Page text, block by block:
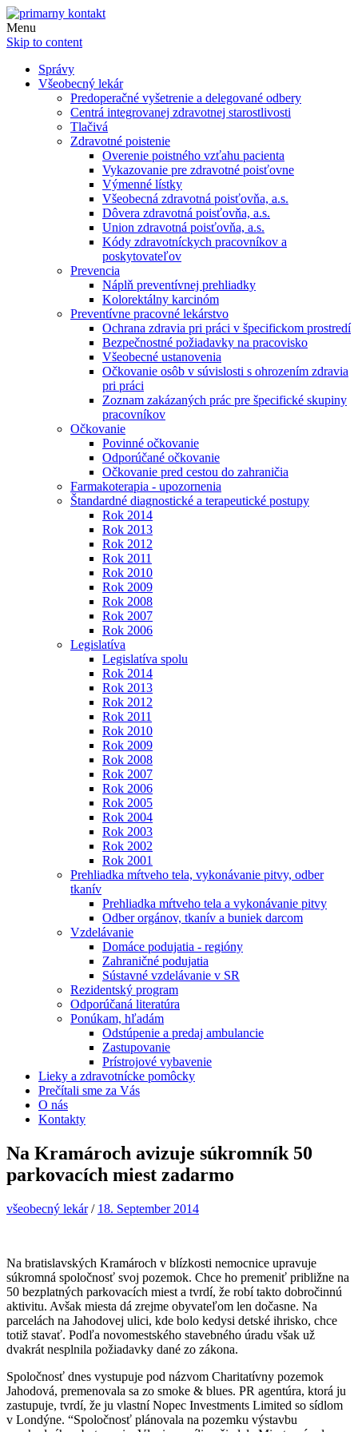
Menu
Skip to content
Správy
Všeobecný lekár
Predoperačné vyšetrenie a delegované odbery
Centrá integrovanej zdravotnej starostlivosti
Tlačivá
Zdravotné poistenie
Overenie poistného vzťahu pacienta
Vykazovanie pre zdravotné poisťovne
Výmenné lístky
Všeobecná zdravotná poisťovňa, a.s.
Dôvera zdravotná poisťovňa, a.s.
Union zdravotná poisťovňa, a.s.
Kódy zdravotníckych pracovníkov a
poskytovateľov
Prevencia
Náplň preventívnej prehliadky
Kolorektálny karcinóm
Preventívne pracovné lekárstvo
Ochrana zdravia pri práci v špecifickom prostredí
Bezpečnostné požiadavky na pracovisko
Všeobecné ustanovenia
Očkovanie osôb v súvislosti s ohrozením zdravia
pri práci
Zoznam zakázaných prác pre špecifické skupiny
pracovníkov
Očkovanie
Povinné očkovanie
Odporúčané očkovanie
Očkovanie pred cestou do zahraničia
Farmakoterapia - upozornenia
Štandardné diagnostické a terapeutické postupy
Rok 2014
Rok 2013
Rok 2012
Rok 2011
Rok 2010
Rok 2009
Rok 2008
Rok 2007
Rok 2006
Legislatíva
Legislatíva spolu
Rok 2014
Rok 2013
Rok 2012
Rok 2011
Rok 2010
Rok 2009
Rok 2008
Rok 2007
Rok 2006
Rok 2005
Rok 2004
Rok 2003
Rok 2002
Rok 2001
Prehliadka mŕtveho tela, vykonávanie pitvy, odber
tkanív
Prehliadka mŕtveho tela a vykonávanie pitvy
Odber orgánov, tkanív a buniek darcom
Vzdelávanie
Domáce podujatia - regióny
Zahraničné podujatia
Sústavné vzdelávanie v SR
Rezidentský program
Odporúčaná literatúra
Ponúkam, hľadám
Odstúpenie a predaj ambulancie
Zastupovanie
Prístrojové vybavenie
Lieky a zdravotnícke pomôcky
Prečítali sme za Vás
O nás
Kontakty
Na Kramároch avizuje súkromník 50
parkovacích miest zadarmo
všeobecný lekár/ 18. September 2014
Na bratislavských Kramároch v blízkosti nemocnice upravuje
súkromná spoločnosť svoj pozemok. Chce ho premeniť približne na
50 bezplatných parkovacích miest a tvrdí, že robí takto dobročinnú
aktivitu. Avšak miesta dá zrejme obyvateľom len dočasne. Na
parcelách na Jahodovej ulici, kde bolo kedysi detské ihrisko, chce
totiž stavať. Podľa novomestského stavebného úradu však už
dvakrát nesplnila požiadavky dané zo zákona.
Spoločnosť dnes vystupuje pod názvom Charitatívny pozemok
Jahodová, premenovala sa zo smoke & blues. PR agentúra, ktorá ju
zastupuje, tvrdí, že ju vlastní Nopec Investments Limited so sídlom
v Londýne. “Spoločnosť plánovala na pozemku výstavbu